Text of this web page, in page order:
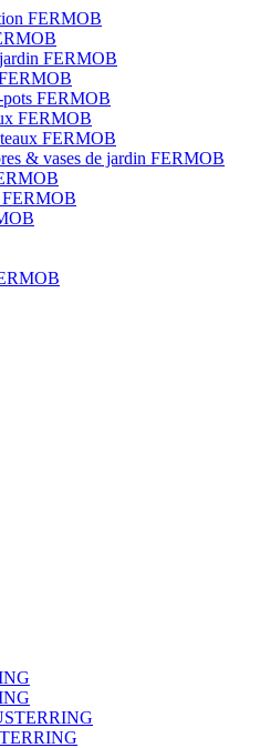
FERMOB
FERMOB
pots FERMOB
FERMOB
FERMOB
& vases de jardin FERMOB
FERMOB